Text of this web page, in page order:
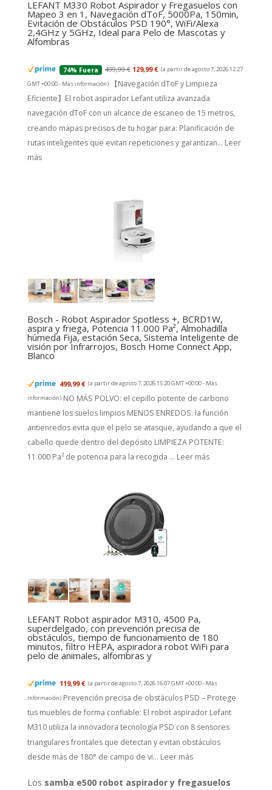
LEFANT M330 Robot Aspirador y Fregasuelos con
Mapeo 3 en 1, Navegación dToF, 5000Pa, 150min,
Evitación de Obstáculos PSD 190°, WiFi/Alexa
2,4GHz y 5GHz, Ideal para Pelo de Mascotas y
Alfombras
74% Fuera 499,99 € 129,99 € (a partir de agosto 7, 2026 12:27
GMT +00:00 - Más información)
【Navegación dToF y Limpieza
Eficiente】El robot aspirador Lefant utiliza avanzada
navegación dToF con un alcance de escaneo de 15 metros,
creando mapas precisos de tu hogar para: Planificación de
rutas inteligentes que evitan repeticiones y garantizan... Leer
más
Bosch - Robot Aspirador Spotless +, BCRD1W,
aspira y friega, Potencia 11.000 Pa², Almohadilla
húmeda Fija, estación Seca, Sistema Inteligente de
visión por Infrarrojos, Bosch Home Connect App,
Blanco
499,99 € (a partir de agosto 7, 2026 15:20 GMT +00:00 - Más
información) NO MÁS POLVO: el cepillo potente de carbono
mantiene los suelos limpios MENOS ENREDOS: la función
antienredos evita que el pelo se atasque, ayudando a que el
cabello quede dentro del depósito LIMPIEZA POTENTE:
11.000 Pa² de potencia para la recogida ... Leer más
LEFANT Robot aspirador M310, 4500 Pa,
superdelgado, con prevención precisa de
obstáculos, tiempo de funcionamiento de 180
minutos, filtro HEPA, aspiradora robot WiFi para
pelo de animales, alfombras y
119,99 € (a partir de agosto 7, 2026 16:07 GMT +00:00 - Más
información) Prevención precisa de obstáculos PSD – Protege
tus muebles de forma confiable: El robot aspirador Lefant
M310 utiliza la innovadora tecnología PSD con 8 sensores
triangulares frontales que detectan y evitan obstáculos
desde más de 180° de campo de vi... Leer más
Los samba e500 robot aspirador y fregasuelos